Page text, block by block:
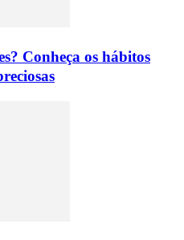
Conheça os hábitos